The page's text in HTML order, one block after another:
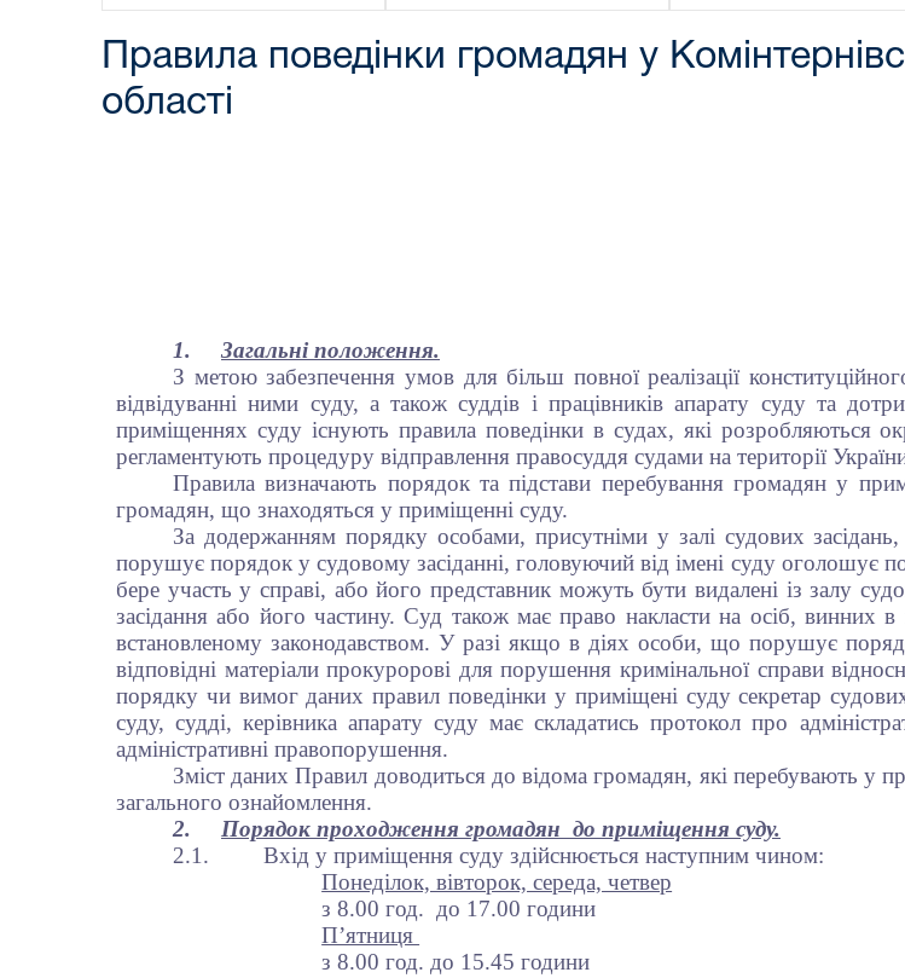
Правила поведінки громадян у
області
1.
Загальні положення.
З метою забезпечення умов для більш повної реалізації
відвідуванні ними суду, а також суддів і працівників апарату суду та
приміщеннях суду існують правила поведінки в судах, які розробляються
регламентують процедуру відправлення правосуддя судами на території
Правила визначають порядок та підстави перебування громадян у
громадян, що знаходяться у приміщенні суду.
За додержанням порядку особами, присутніми у залі судових
порушує порядок у судовому засіданні, головуючий від імені суду
бере участь у справі, або його представник можуть бути видалені із залу
засідання або його частину. Суд також має право накласти на осіб, винних
встановленому законодавством. У разі якщо в діях особи, що порушує
відповідні матеріали прокуророві для порушення кримінальної справи
порядку чи вимог даних правил поведінки у приміщені суду секретар
суду, судді, керівника апарату суду має складатись протокол про
адміністративні правопорушення.
Зміст даних Правил доводиться до відома громадян, які перебувають
загального ознайомлення.
2.
Порядок проходження громадян до приміщення суду.
2.1.
Вхід у приміщення суду здійснюється наступним чином:
Понеділок, вівторок, середа, четвер
з 8.00 год. до 17.00 години
П’ятниця
з 8.00 год. до 15.45 години